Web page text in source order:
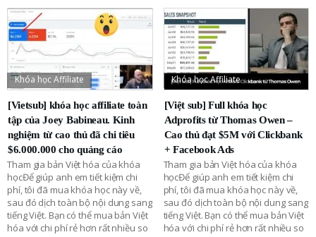
Khóa học Affiliate
[Vietsub] khóa học affiliate toàn
tập của Joey Babineau. Kinh
nghiệm từ cao thủ đã chi tiêu
$6.000.000 cho quảng cáo
Tham gia bản Việt hóa của khóa
họcĐể giúp anh em tiết kiệm chi
phí, tôi đã mua khóa học này về,
sau đó dịch toàn bộ nội dung sang
tiếng Việt. Bạn có thể mua bản Việt
hóa với chi phí rẻ hơn rất nhiều so
Khóa học Affiliate
[Việt sub] Full khóa học
Adprofits từ Thomas Owen –
Cao thủ đạt $5M với Clickbank
+ Facebook Ads
Tham gia bản Việt hóa của khóa
họcĐể giúp anh em tiết kiệm chi
phí, tôi đã mua khóa học này về,
sau đó dịch toàn bộ nội dung sang
tiếng Việt. Bạn có thể mua bản Việt
hóa với chi phí rẻ hơn rất nhiều so